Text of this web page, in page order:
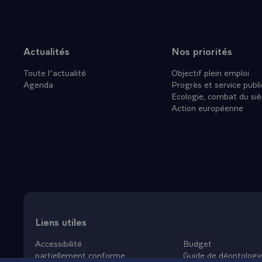
pays de
hier, dans
le
d'un centre
pourra ainsi
son
- L'effort
détourner
niveau de
Plan du site
Actualités
Toute l'actualité
Agenda
Nos priorités
Objectif plein emploi
Progrès et service
Ecologie, combat du
Action européenne
Liens utiles
Accessibilité :
partiellement conforme
Budget
Guide de